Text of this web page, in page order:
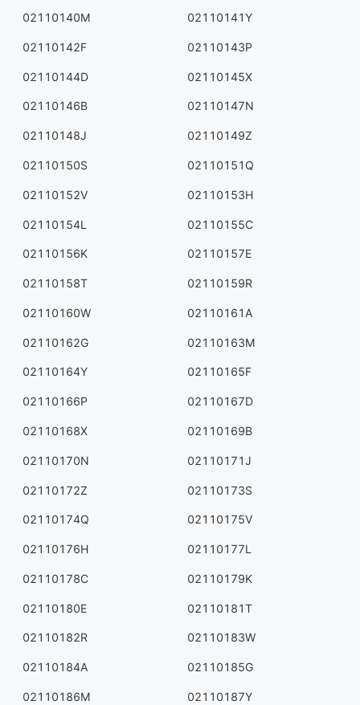
02110140M 02110141Y
02110142F 02110143P
02110144D 02110145X
02110146B 02110147N
02110148J 02110149Z
02110150S 02110151Q
02110152V 02110153H
02110154L 02110155C
02110156K 02110157E
02110158T 02110159R
02110160W 02110161A
02110162G 02110163M
02110164Y 02110165F
02110166P 02110167D
02110168X 02110169B
02110170N 02110171J
02110172Z 02110173S
02110174Q 02110175V
02110176H 02110177L
02110178C 02110179K
02110180E 02110181T
02110182R 02110183W
02110184A 02110185G
02110186M 02110187Y